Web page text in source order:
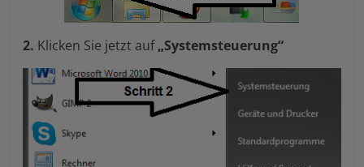
2. Klicken Sie jetzt auf„Systemsteuerung“